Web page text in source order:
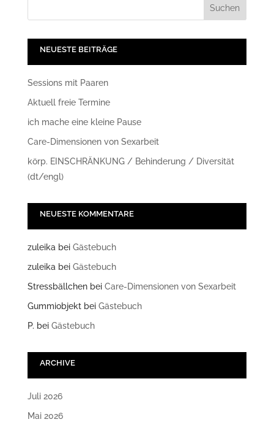
NEUESTE BEITRÄGE
Sessions mit Paaren
Aktuell freie Termine
ich mache eine kleine Pause
Care-Dimensionen von Sexarbeit
körp. EINSCHRÄNKUNG / Behinderung / Diversität
(dt/engl)
NEUESTE KOMMENTARE
zuleikabei Gästebuch
zuleikabei Gästebuch
Stressbällchenbei Care-Dimensionen von Sexarbeit
Gummiobjektbei Gästebuch
P. bei Gästebuch
ARCHIVE
Juli 2026
Mai 2026